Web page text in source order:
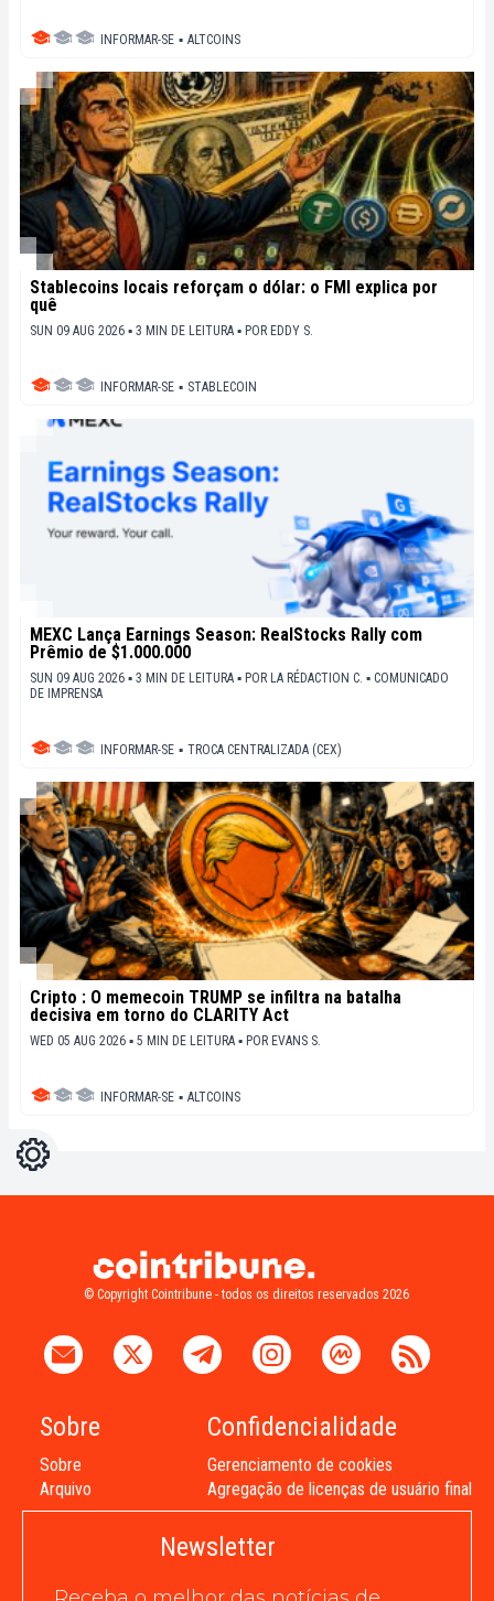
INFORMAR-SE ▪ ALTCOINS
Stablecoins locais reforçam o dólar: o FMI explica por
quê
SUN 09 AUG 2026 ▪ 3 MIN DE LEITURA ▪ POR EDDY S.
INFORMAR-SE ▪ STABLECOIN
MEXC Lança Earnings Season: RealStocks Rally com
Prêmio de $1.000.000
SUN 09 AUG 2026 ▪ 3 MIN DE LEITURA ▪ POR LA RÉDACTION C. ▪ COMUNICADO
DE IMPRENSA
INFORMAR-SE ▪ TROCA CENTRALIZADA (CEX)
Cripto : O memecoin TRUMP se infiltra na batalha
decisiva em torno do CLARITY Act
WED 05 AUG 2026 ▪ 5 MIN DE LEITURA ▪ POR EVANS S.
INFORMAR-SE ▪ ALTCOINS
Configurações
© Copyright Cointribune - todos os direitos reservados 2026
Sobre
Sobre
Arquivo
Confidencialidade
Gerenciamento de cookies
Agregação de licenças de usuário final
Newsletter